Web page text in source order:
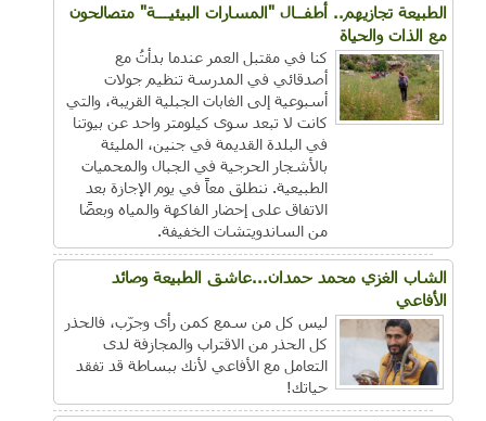
الطبيعة تجازيهم.. أطفــال "المسارات البيئيـــة" متصالحون
مع الذات والحياة
كنا في مقتبل العمر عندما بدأتُ مع
أصدقائي في المدرسة تنظيم جولات
أسبوعية إلى الغابات الجبلية القريبة، والتي
كانت لا تبعد سوى كيلومتر واحد عن بيوتنا
في البلدة القديمة في جنين، المليئة
بالأشجار الحرجية في الجبال والمحميات
الطبيعية. ننطلق معاً في يوم الإجازة بعد
الاتفاق على إحضار الفاكهة والمياه وبعضًا
من الساندويتشات الخفيفة.
الشاب الغزي محمد حمدان...عاشق الطبيعة وصائد
الأفاعي
ليس كل من سمع كمن رأى وجرّب، فالحذر
كل الحذر من الاقتراب والمجازفة لدى
التعامل مع الأفاعي لأنك ببساطة قد تفقد
حياتك!